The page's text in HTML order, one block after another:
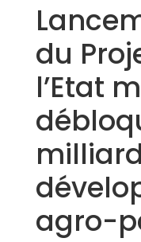
du
l’Etat
agro-